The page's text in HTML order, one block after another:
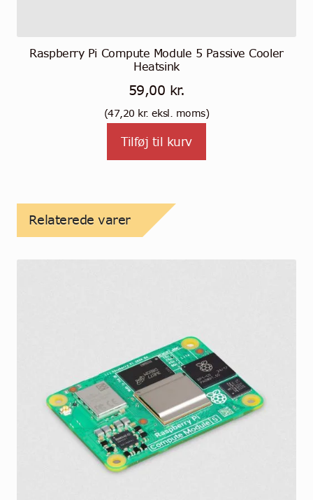
Raspberry Pi Compute Module 5 Passive Cooler
Heatsink
59,00 kr.
(47,20 kr. eksl. moms)
Tilføj til kurv
Relaterede varer